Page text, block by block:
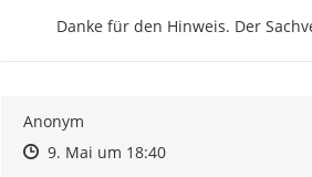
Danke für den Hinweis. Der
Anonym
Zeitpunkt des Erstellens
Zeitpunkt des Erstellens
9. Mai um 18:40Zur Äußerung